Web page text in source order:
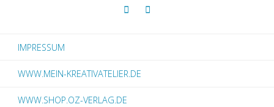
IMPRESSUM
WWW.MEIN-KREATIVATELIER.DE
WWW.SHOP.OZ-VERLAG.DE